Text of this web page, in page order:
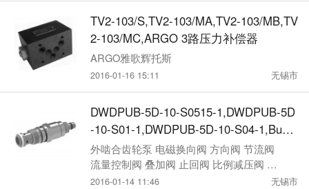
TV2-103/S,TV2-103/MA,TV2-103/MB,TV
2-103/MC,ARGO 3路压力补偿器
ARGO雅歌辉托斯
2016-01-16 15:11 无锡市
DWDPUB-5D-10-S0515-1,DWDPUB-5D
-10-S01-1,DWDPUB-5D-10-S04-1,Buch
er压力补偿器
外啮合齿轮泵 电磁换向阀 方向阀 节流阀
流量控制阀 叠加阀 止回阀 比例减压阀 压
力控制阀
2016-01-14 11:46 无锡市